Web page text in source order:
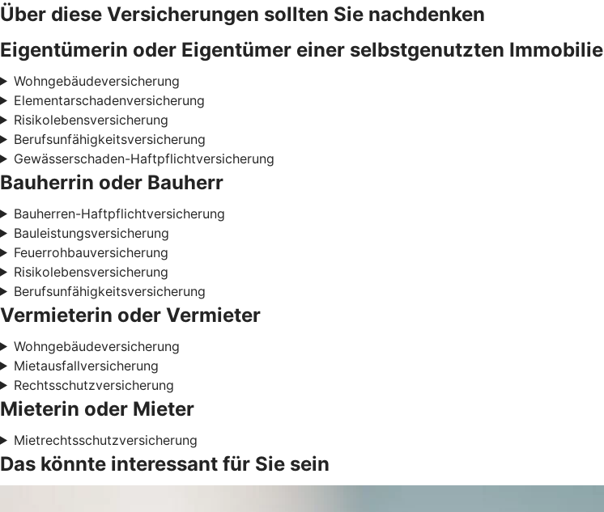
Über diese Versicherungen sollten Sie nachdenken
Eigentümerin oder Eigentümer einer selbstgenutzten Immobilie
Wohngebäudeversicherung
Elementarschadenversicherung
Risikolebensversicherung
Berufsunfähigkeitsversicherung
Gewässerschaden-Haftpflichtversicherung
Bauherrin oder Bauherr
Bauherren-Haftpflichtversicherung
Bauleistungsversicherung
Feuerrohbauversicherung
Risikolebensversicherung
Berufsunfähigkeitsversicherung
Vermieterin oder Vermieter
Wohngebäudeversicherung
Mietausfallversicherung
Rechtsschutzversicherung
Mieterin oder Mieter
Mietrechtsschutzversicherung
Das könnte interessant für Sie sein